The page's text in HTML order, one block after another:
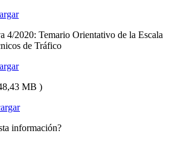
4/2020: Temario Orientativo de la Escala
de Tráfico
MB )
información?